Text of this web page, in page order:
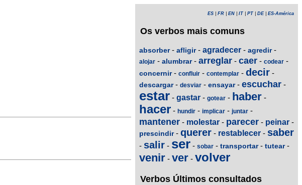
ES FR EN IT PT DE| ES-América
Os verbos mais comuns
absorber- afligir- agradecer - agredir-
alojar - alumbrar- arreglar - caer - codear -
concernir- confluir - contemplar - decir -
descargar- desviar - ensayar- escuchar -
estar - gastar - gotear - haber -
hacer - hundir - implicar - juntar -
mantener - molestar - parecer - peinar -
prescindir- querer - restablecer - saber
- salir - ser - sobar - transportar- tutear-
venir - ver - volver
Verbos Últimos consultados